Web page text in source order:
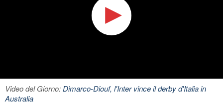
Video del Giorno:Dimarco-Diouf, l'Inter vince il derby d'Italia in
Australia